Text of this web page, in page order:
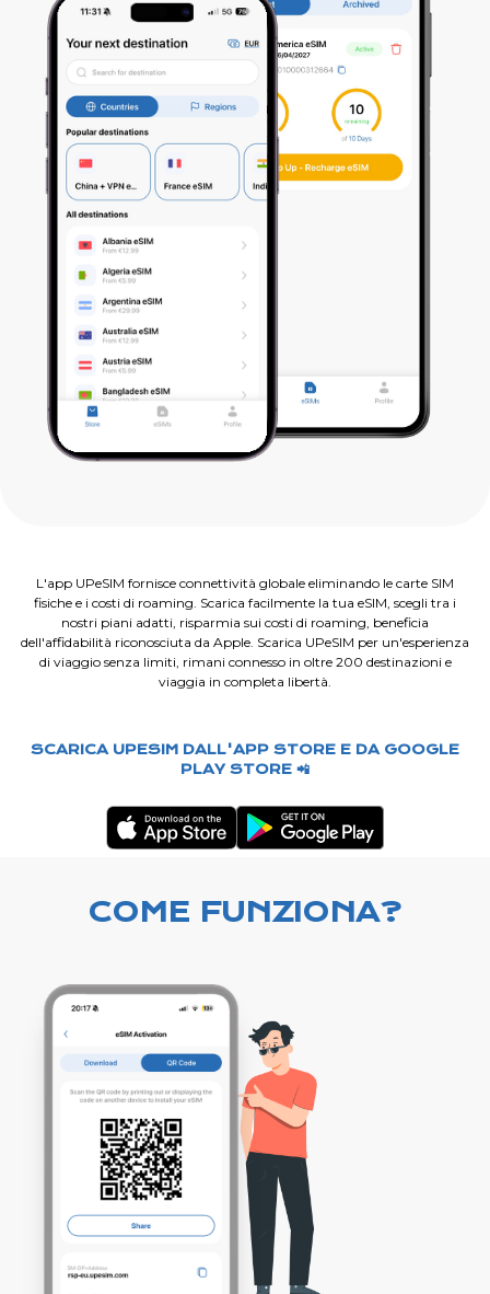
L'app UPeSIM fornisce connettività globale eliminando le carte SIM
fisiche e i costi di roaming. Scarica facilmente la tua eSIM, scegli tra i
nostri piani adatti, risparmia sui costi di roaming, beneficia
dell'affidabilità riconosciuta da Apple. Scarica UPeSIM per un'esperienza
di viaggio senza limiti, rimani connesso in oltre 200 destinazioni e
viaggia in completa libertà.
SCARICA UPESIM DALL'APP STORE E DA GOOGLE
PLAY STORE 📲
COME FUNZIONA?